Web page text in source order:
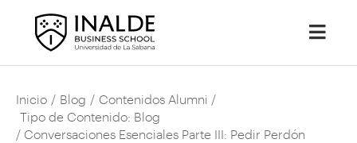
Inicio / Blog / Contenidos Alumni /
Tipo de Contenido: Blog
/ Conversaciones Esenciales Parte III: Pedir Perdón